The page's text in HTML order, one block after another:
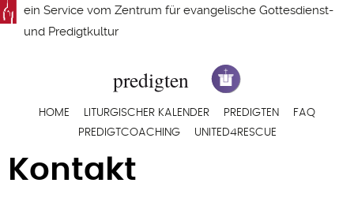
Direkt
zum
ein Service vom Zentrum für evangelische Gottesdienst-
und Predigtkultur
Hauptnavigation
HOME LITURGISCHER KALENDER PREDIGTEN
FAQ
PREDIGTCOACHING
UNITED4RESCUE
Kontakt